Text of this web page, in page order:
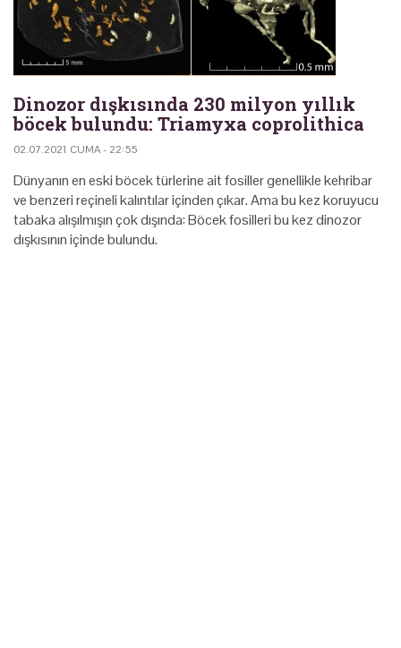
Dinozor dışkısında 230 milyon yıllık
böcek bulundu: Triamyxa coprolithica
02.07.2021 CUMA - 22:55
Dünyanın en eski böcek türlerine ait fosiller genellikle kehribar
ve benzeri reçineli kalıntılar içinden çıkar. Ama bu kez koruyucu
tabaka alışılmışın çok dışında: Böcek fosilleri bu kez dinozor
dışkısının içinde bulundu.